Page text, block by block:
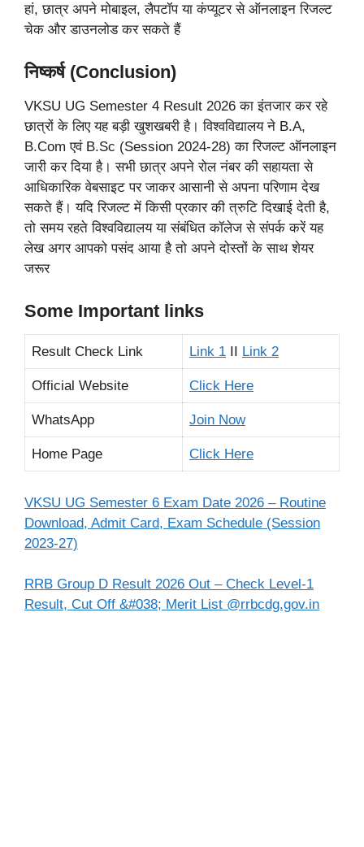
हां, छात्र अपने मोबाइल, लैपटॉप या कंप्यूटर से ऑनलाइन रिजल्ट
चेक और डाउनलोड कर सकते हैं
निष्कर्ष (Conclusion)
VKSU UG Semester 4 Result 2026 का इंतजार कर रहे
छात्रों के लिए यह बड़ी खुशखबरी है। विश्वविद्यालय ने B.A,
B.Com एवं B.Sc (Session 2024-28) का रिजल्ट ऑनलाइन
जारी कर दिया है। सभी छात्र अपने रोल नंबर की सहायता से
आधिकारिक वेबसाइट पर जाकर आसानी से अपना परिणाम देख
सकते हैं। यदि रिजल्ट में किसी प्रकार की त्रुटि दिखाई देती है,
तो समय रहते विश्वविद्यालय या संबंधित कॉलेज से संपर्क करें यह
लेख अगर आपको पसंद आया है तो अपने दोस्तों के साथ शेयर
जरूर
Some Important links
Result Check Link Link 1 Link 2
Official Website Click Here
WhatsApp Join Now
Home Page Click Here
VKSU UG Semester 6 Exam Date 2026 – Routine
Download, Admit Card, Exam Schedule (Session
2023-27)
RRB Group D Result 2026 Out – Check Level-1
Result, Cut Off &#038; Merit List @rrbcdg.gov.in